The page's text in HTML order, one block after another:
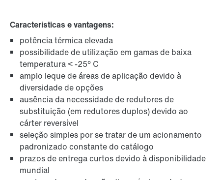
Características e vantagens:
potência térmica elevada
possibilidade de utilização em gamas de baixa
temperatura < -25° C
amplo leque de áreas de aplicação devido à
diversidade de opções
ausência da necessidade de redutores de
substituição (em redutores duplos) devido ao
cárter reversível
seleção simples por se tratar de um acionamento
padronizado constante do catálogo
prazos de entrega curtos devido à disponibilidade
mundial